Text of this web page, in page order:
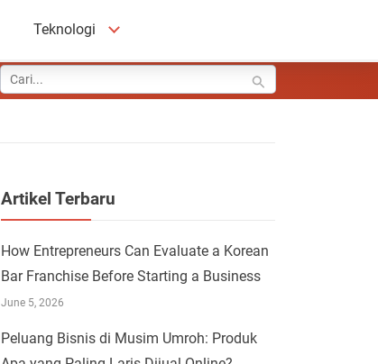
Teknologi
Artikel Terbaru
How Entrepreneurs Can Evaluate a Korean
Bar Franchise Before Starting a Business
June 5, 2026
Peluang Bisnis di Musim Umroh: Produk